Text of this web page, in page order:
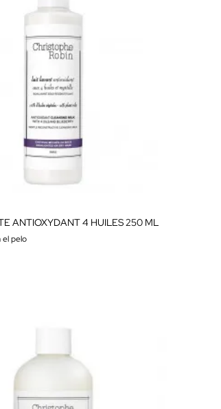
ANTIOXYDANT 4 HUILES 250 ML
el pelo